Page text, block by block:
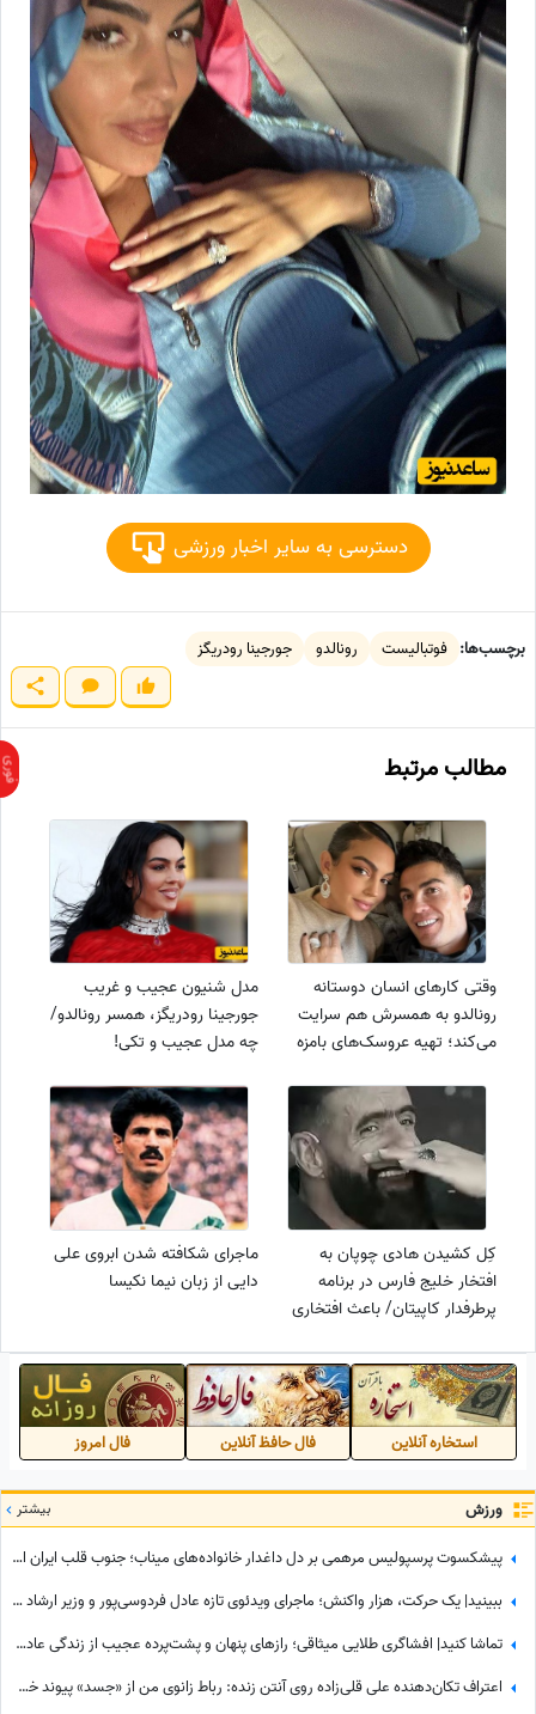
دسترسی به سایر اخبار ورزشی
برچسب‌ها: فوتبالیست رونالدو جورجینا رودریگز
مطالب مرتبط
وقتی کارهای انسان دوستانه
رونالدو به همسرش هم سرایت
می‌کند؛ تهیه عروسک‌های بامزه
سرطانی+عکس
مدل شنیون عجیب و غریب
جورجینا رودریگز، همسر رونالدو/
چه مدل عجیب و تکی!
کِل کشیدن هادی چوپان به
افتخار خلیج فارس در برنامه
پرطرفدار کاپیتان/ باعث افتخاری
ماجرای شکافته شدن ابروی علی
دایی از زبان نیما نکیسا
استخاره آنلاین فال حافظ آنلاین فال امروز
ورزش بیشتر
پیشکسوت پرسپولیس مرهمی بر دل داغدار خانواده‌های میناب؛ جنوب قلب ایران است...
ببینید| یک حرکت، هزار واکنش؛ ماجرای ویدئوی تازه عادل فردوسی‌پور و وزیر ارشاد در مراسم ختم اکبر عبدی چیست؟
تماشا کنید| افشاگری طلایی میثاقی؛ رازهای پنهان و پشت‌پرده عجیب از زندگی عادل فردوسی‌پور که تا امروز نشنیده بودید!
اعتراف تکان‌دهنده علی قلی‌زاده روی آنتن زنده: رباط زانوی من از «جسد» پیوند خورده است😮 + ویدئو